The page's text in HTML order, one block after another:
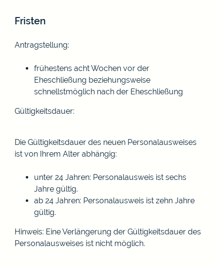
Fristen
Antragstellung:
frühestens acht Wochen vor der
Eheschließung beziehungsweise
schnellstmöglich nach der Eheschließung
Gültigkeitsdauer:
Die Gültigkeitsdauer des neuen Personalausweises
ist von Ihrem Alter abhängig:
unter 24 Jahren: Personalausweis ist sechs
Jahre gültig.
ab 24 Jahren: Personalausweis ist zehn Jahre
gültig.
Hinweis: Eine Verlängerung der Gültigkeitsdauer des
Personalausweises ist nicht möglich.